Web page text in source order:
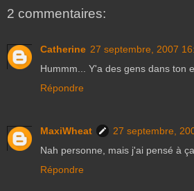
2 commentaires:
Catherine 27 septembre, 2007
Hummm... Y'a des gens dans ton
Répondre
MaxiWheat
27 septembre,
Nah personne, mais j'ai pensé à
Répondre